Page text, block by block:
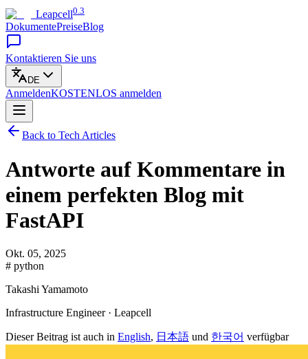
Leapcell0.3
DokumentePreiseBlog
Kontaktieren Sie uns
DE
AnmeldenKOSTENLOS anmelden
Back to Tech Articles
Antworte auf Kommentare in
einem perfekten Blog mit
FastAPI
Okt. 05, 2025
# python
Takashi Yamamoto
Infrastructure Engineer · Leapcell
Dieser Beitrag ist auch in English, 日本語 und 한국어 verfügbar